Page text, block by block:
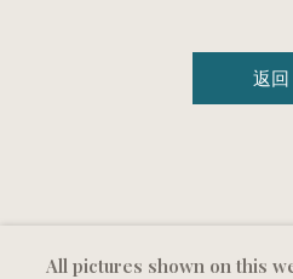
返回
All pictures shown on this